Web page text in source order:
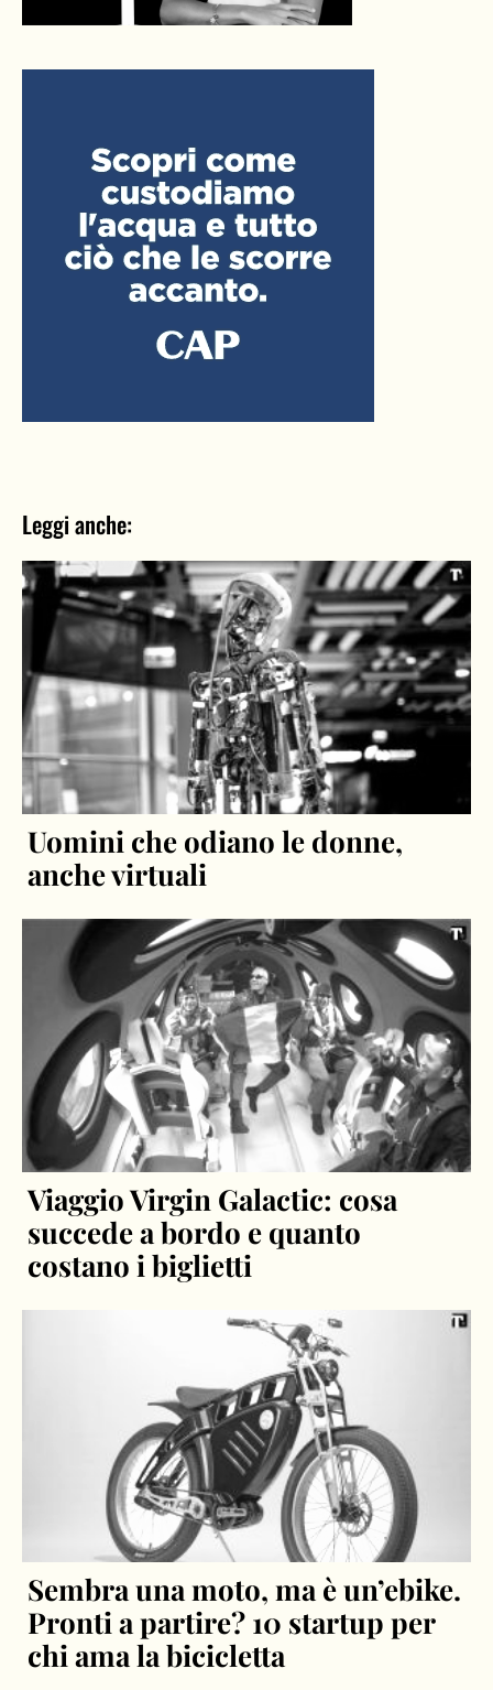
Leggi anche:
Uomini che odiano le donne,
anche virtuali
Viaggio Virgin Galactic: cosa
succede a bordo e quanto
costano i biglietti
Sembra una moto, ma è un’ebike.
Pronti a partire? 10 startup per
chi ama la bicicletta